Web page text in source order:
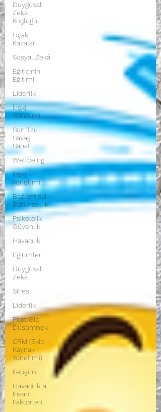
Duygusal
Zeka
Koçluğu
Uçak
Kazaları
Sosyal Zekâ
Eğiticinin
Eğitimi
Liderlik
İlişki
Yönetimi
Sun Tzu
Savaş
Sanatı
Wellbeing
İlişki
Yönetimi
Bağlantısal
Bütünsellik
Psikolojik
Güvenlik
Havacılık
Eğitimler
Duygusal
Zekâ
Stres
Liderlik
Pilot Gibi
Düşünmek
CRM (Ekip
Kaynak
Yönetimi)
İletişim
Havacılıkta
İnsan
Faktörleri